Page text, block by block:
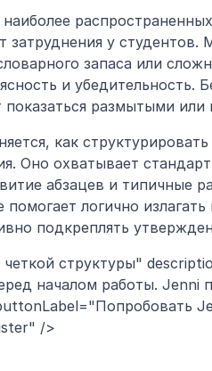
затруднения у студентов.
запаса или
и убедительность.
размытыми или
как
Оно охватывает
абзацев и типичные
логично
подкреплять
структуры"
началом работы. Jenni
/>